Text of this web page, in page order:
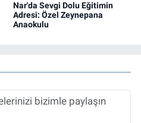
Nar'da Sevgi Dolu Eğitimin
Adresi: Özel Zeynepana
Anaokulu